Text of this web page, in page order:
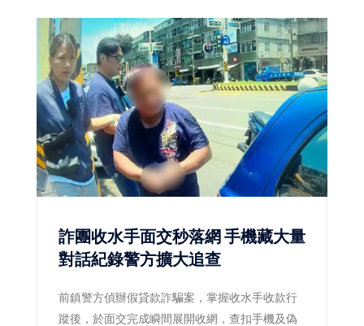
詐團收水手面交秒落網 手機藏大量
對話紀錄警方擴大追查
前鎮警方偵辦假貸款詐騙案，掌握收水手收款行
蹤後，於面交完成瞬間展開收網，查扣手機及偽